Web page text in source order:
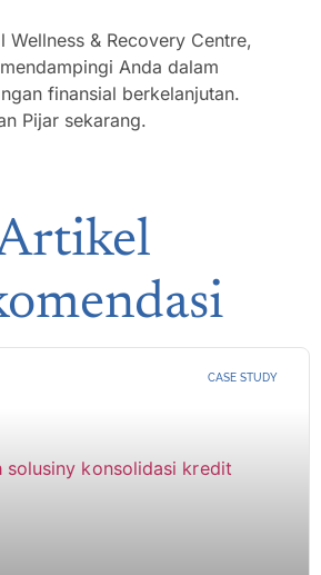
Wellness & Recovery Centre,
Anda dalam
finansial berkelanjutan.
Pijar sekarang.
CASE STUDY